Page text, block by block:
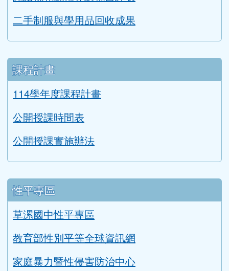
二手制服與學用品回收成果
課程計畫
114學年度課程計畫
公開授課時間表
公開授課實施辦法
性平專區
草漯國中性平專區
教育部性別平等全球資訊網
家庭暴力暨性侵害防治中心